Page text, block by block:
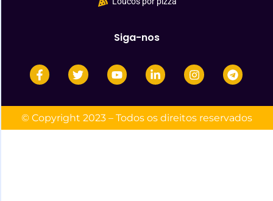
Siga-nos
© Copyright 2023 – Todos os direitos reservados